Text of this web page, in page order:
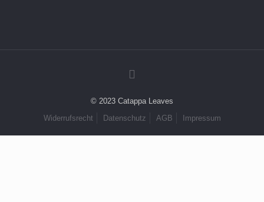
© 2023 Catappa Leaves
Widerrufsrecht
Datenschutz AGB Impressum